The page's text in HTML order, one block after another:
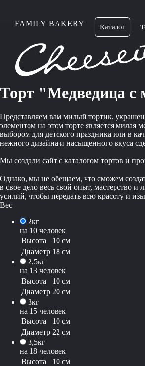
FAMILY BAKERY Каталог
Торт "Медведица с
Представляем вам милый тортик,
элементом на этом торте является милая
выбором для детского праздника или в
нежного дизайна и насыщенного вкуса
Мы создали сайт с каталогом тортов и
Однако, мы не обещаем, что сможем
в свое дело весь свой опыт, мастерство
усилий, чтобы передать всю красоту и
Вес
2кг
на 10 человек
Высота
10 см
Диаметр 18 см
2,5кг
на 13 человек
Высота
10 см
Диаметр 20 см
3кг
на 15 человек
Высота
10 см
Диаметр 22 см
3,5кг
на 18 человек
Высота
10 см